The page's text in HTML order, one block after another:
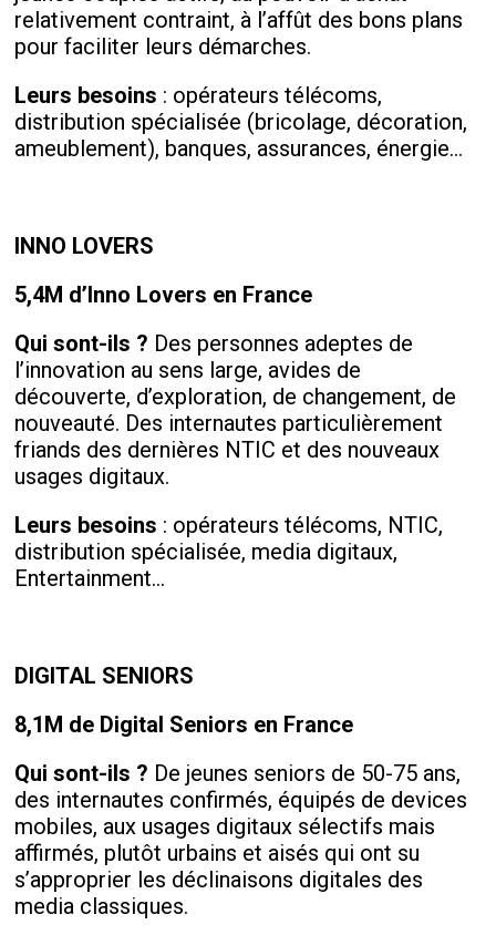
relativement contraint, à l’affût des bons plans
pour faciliter leurs démarches.
Leurs besoins : opérateurs télécoms,
distribution spécialisée (bricolage, décoration,
ameublement), banques, assurances, énergie…
INNO LOVERS
5,4M d’Inno Lovers en France
Qui sont-ils ? Des personnes adeptes de
l’innovation au sens large, avides de
découverte, d’exploration, de changement, de
nouveauté. Des internautes particulièrement
friands des dernières NTIC et des nouveaux
usages digitaux.
Leurs besoins : opérateurs télécoms, NTIC,
distribution spécialisée, media digitaux,
Entertainment…
DIGITAL SENIORS
8,1M de Digital Seniors en France
Qui sont-ils ? De jeunes seniors de 50-75 ans,
des internautes confirmés, équipés de devices
mobiles, aux usages digitaux sélectifs mais
affirmés, plutôt urbains et aisés qui ont su
s’approprier les déclinaisons digitales des
media classiques.